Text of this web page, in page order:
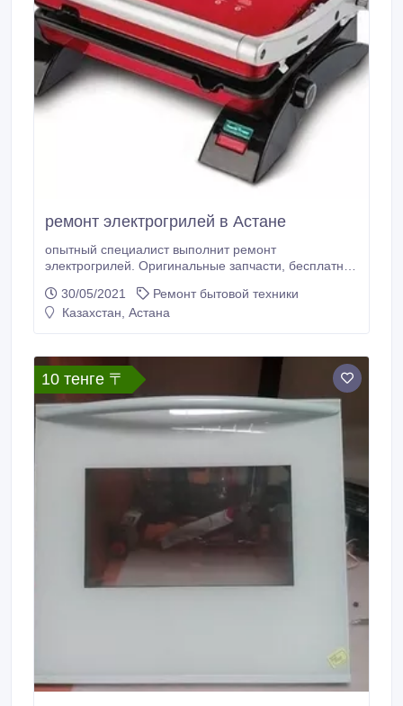
ремонт электрогрилей в Астане
опытный специалист выполнит ремонт
электрогрилей. Оригинальные запчасти, бесплатная
30/05/2021
Ремонт бытовой техники
Казахстан, Астана
10 тенге 〒